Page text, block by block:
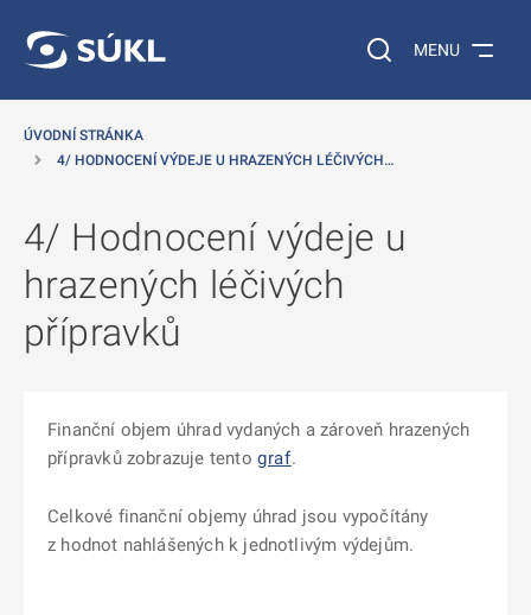
Vyhledávání na
MENU
ÚVODNÍ STRÁNKA
4/ HODNOCENÍ VÝDEJE U HRAZENÝCH LÉČIVÝCH…
4/ Hodnocení výdeje u
hrazených léčivých
přípravků
Finanční objem úhrad vydaných a zároveň hrazených
přípravků zobrazuje tento graf.
Celkové finanční objemy úhrad jsou vypočítány
z hodnot nahlášených k jednotlivým výdejům.